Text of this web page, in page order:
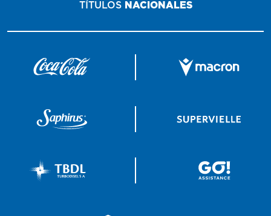
TÍTULOS NACIONALES